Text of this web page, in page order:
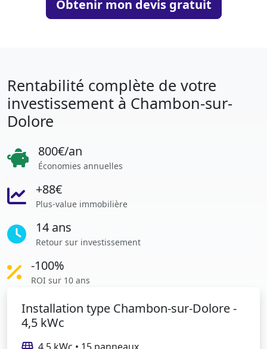
Obtenir mon devis gratuit
Rentabilité complète de votre
investissement à Chambon-sur-
Dolore
800€/an
Économies annuelles
+88€
Plus-value immobilière
14 ans
Retour sur investissement
-100%
ROI sur 10 ans
Installation type Chambon-sur-Dolore -
4,5 kWc